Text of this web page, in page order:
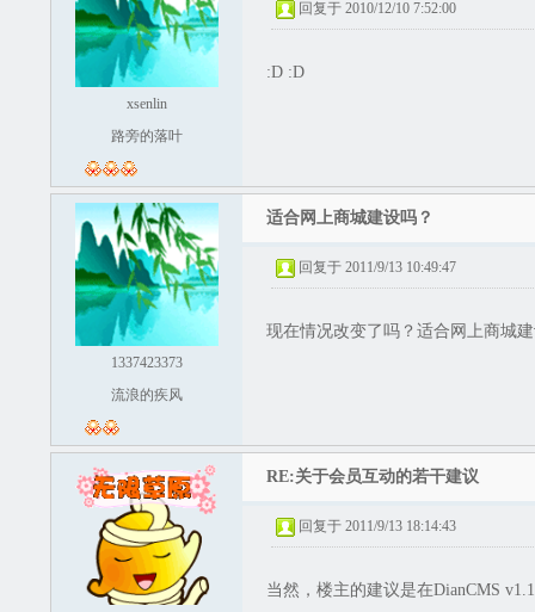
xsenlin
路旁的落叶
回复于 2010/12/10 7:52:00
:D :D
1337423373
流浪的疾风
适合网上商城建设吗？
回复于 2011/9/13 10:49:47
现在情况改变了吗？适合网上商城
RE:关于会员互动的若干建议
回复于 2011/9/13 18:14:43
当然，楼主的建议是在DianCMS